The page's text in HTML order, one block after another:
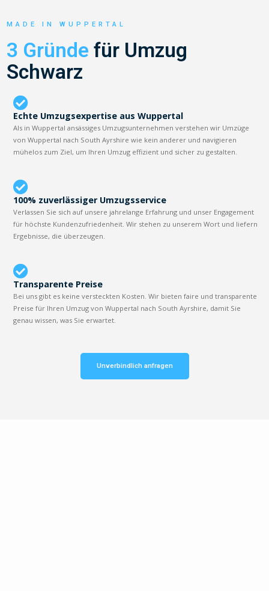
MADE IN WUPPERTAL
3 Gründe für Umzug
Schwarz
Echte Umzugsexpertise aus Wuppertal
Als in Wuppertal ansässiges Umzugsunternehmen verstehen wir Umzüge
von Wuppertal nach South Ayrshire wie kein anderer und navigieren
mühelos zum Ziel, um Ihren Umzug effizient und sicher zu gestalten.
100% zuverlässiger Umzugsservice
Verlassen Sie sich auf unsere jahrelange Erfahrung und unser Engagement
für höchste Kundenzufriedenheit. Wir stehen zu unserem Wort und liefern
Ergebnisse, die überzeugen.
Transparente Preise
Bei uns gibt es keine versteckten Kosten. Wir bieten faire und transparente
Preise für Ihren Umzug von Wuppertal nach South Ayrshire, damit Sie
genau wissen, was Sie erwartet.
Unverbindlich anfragen